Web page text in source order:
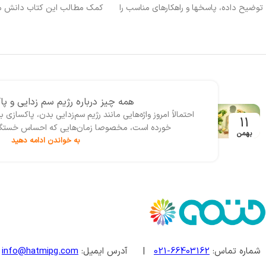
توضيح داده، پاسخ­ها و راهکار­هاي مناسب را
كمك مطالب اين كتاب دانش
11
بهمن
همه چیز درباره رژیم سم زدایی و
احتمالاً امروز واژه‌‌هایی مانند رژیم سم‌زدایی بدن،
خورده است، مخصوصا زمان‌هایی که احساس
به خواندن ادامه دهید
شماره تماس: 66403162-021 | آدرس ایمیل: info@hatmipg.com